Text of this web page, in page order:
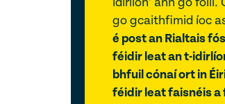
go gcaithfimid íoc
é post an Rialtais
féidir leat an t-
bhfuil cónaí ort in
féidir leat faisnéis a